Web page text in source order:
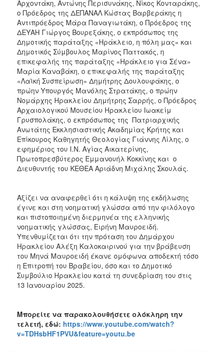
Αρχοντάκη, Αντώνης Περισυνάκης, Νίκος Κονταράκης,
ο Πρόεδρος της ΔΕΠΑΝΑΛ Κώστας Βαρβεράκης η
Αντιπρόεδρος Μάρα Παναγιωτάκη, ο Πρόεδρος της
ΔΕΥΑΗ Γιώργος Βουρεξάκης, ο εκπρόσωπος της
Δημοτικής παράταξης «Ηράκλειο, η πόλη μας» και
Δημοτικός Σύμβουλος Μαρίνος Παττακός, η
επικεφαλής της παράταξης «Ηράκλειο για Σένα»
Μαρία Καναβάκη, ο επικεφαλής της παράταξης
«Λαϊκή Συσπείρωση» Δημήτρης Δουλουφάκης, ο
πρώην Υπουργός Μανόλης Στρατάκης, ο πρώην
Νομάρχης Ηρακλείου Δημήτρης Σαρρής, ο Πρόεδρος
Αρχαιολογικού Μουσείου Ηρακλείου Ιωακείμ
Γρυσπολάκης, ο εκπρόσωπος της Πατριαρχικής
Ανωτάτης Εκκλησιαστικής Ακαδημίας Κρήτης και
Επίκουρος Καθηγητής Θεολογίας Γιάννης Λίλης, ο
εφημέριος του Ι.Ν. Αγίας Αικατερίνης,
Πρωτοπρεσβύτερος Εμμανουήλ Κοκκίνης και ο
Διευθυντής του ΚΕΘΕΑ Αριάδνη Μιχάλης Σκουλάς.
Αξίζει να αναφερθεί ότι η κάλυψη της εκδήλωσης
έγινε και στη νοηματική γλώσσα από την φιλόλογο
και πιστοποιημένη διερμηνέα της ελληνικής
νοηματικής γλώσσας, Ειρήνη Μαυροειδή.
Υπενθυμίζεται ότι την πρόταση του Δημάρχου
Ηρακλείου Αλέξη Καλοκαιρινού για την βράβευση
του Μηνά Μαυροειδή έκανε ομόφωνα αποδεκτή τόσο
η Επιτροπή του Βραβείου, όσο και το Δημοτικό
Συμβούλιο Ηρακλείου κατά τη συνεδρίαση του στις
13 Ιανουαρίου 2025.
Μπορείτε να παρακολουθήσετε ολόκληρη την
τελετή, εδώ: https://www.youtube.com/watch?
v=TDHsbHF1PVU&feature=youtu.be